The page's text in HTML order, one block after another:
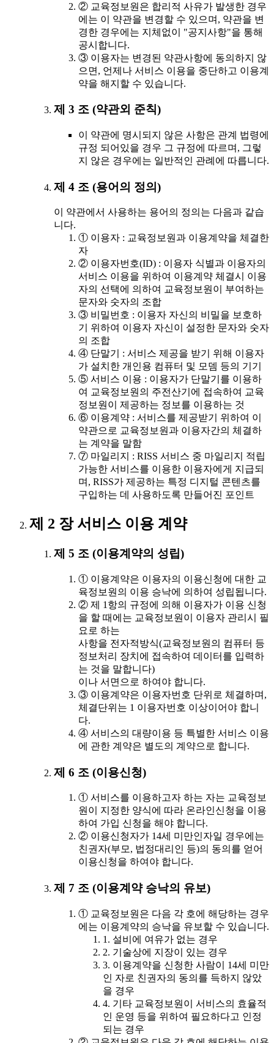
② 교육정보원은 합리적 사유가 발생한 경우
에는 이 약관을 변경할 수 있으며, 약관을 변
경한 경우에는 지체없이 "공지사항"을 통해
공시합니다.
③ 이용자는 변경된 약관사항에 동의하지 않
으면, 언제나 서비스 이용을 중단하고 이용계
약을 해지할 수 있습니다.
제 3 조 (약관외 준칙)
이 약관에 명시되지 않은 사항은 관계 법령에
규정 되어있을 경우 그 규정에 따르며, 그렇
지 않은 경우에는 일반적인 관례에 따릅니다.
제 4 조 (용어의 정의)
이 약관에서 사용하는 용어의 정의는 다음과 같습
니다.
① 이용자 : 교육정보원과 이용계약을 체결한
자
② 이용자번호(ID) : 이용자 식별과 이용자의
서비스 이용을 위하여 이용계약 체결시 이용
자의 선택에 의하여 교육정보원이 부여하는
문자와 숫자의 조합
③ 비밀번호 : 이용자 자신의 비밀을 보호하
기 위하여 이용자 자신이 설정한 문자와 숫자
의 조합
④ 단말기 : 서비스 제공을 받기 위해 이용자
가 설치한 개인용 컴퓨터 및 모뎀 등의 기기
⑤ 서비스 이용 : 이용자가 단말기를 이용하
여 교육정보원의 주전산기에 접속하여 교육
정보원이 제공하는 정보를 이용하는 것
⑥ 이용계약 : 서비스를 제공받기 위하여 이
약관으로 교육정보원과 이용자간의 체결하
는 계약을 말함
⑦ 마일리지 : RISS 서비스 중 마일리지 적립
가능한 서비스를 이용한 이용자에게 지급되
며, RISS가 제공하는 특정 디지털 콘텐츠를
구입하는 데 사용하도록 만들어진 포인트
제 2 장 서비스 이용 계약
제 5 조 (이용계약의 성립)
① 이용계약은 이용자의 이용신청에 대한 교
육정보원의 이용 승낙에 의하여 성립됩니다.
② 제 1항의 규정에 의해 이용자가 이용 신청
을 할 때에는 교육정보원이 이용자 관리시 필
요로 하는
사항을 전자적방식(교육정보원의 컴퓨터 등
정보처리 장치에 접속하여 데이터를 입력하
는 것을 말합니다)
이나 서면으로 하여야 합니다.
③ 이용계약은 이용자번호 단위로 체결하며,
체결단위는 1 이용자번호 이상이어야 합니
다.
④ 서비스의 대량이용 등 특별한 서비스 이용
에 관한 계약은 별도의 계약으로 합니다.
제 6 조 (이용신청)
① 서비스를 이용하고자 하는 자는 교육정보
원이 지정한 양식에 따라 온라인신청을 이용
하여 가입 신청을 해야 합니다.
② 이용신청자가 14세 미만인자일 경우에는
친권자(부모, 법정대리인 등)의 동의를 얻어
이용신청을 하여야 합니다.
제 7 조 (이용계약 승낙의 유보)
① 교육정보원은 다음 각 호에 해당하는 경우
에는 이용계약의 승낙을 유보할 수 있습니다.
1. 설비에 여유가 없는 경우
2. 기술상에 지장이 있는 경우
3. 이용계약을 신청한 사람이 14세 미만
인 자로 친권자의 동의를 득하지 않았
을 경우
4. 기타 교육정보원이 서비스의 효율적
인 운영 등을 위하여 필요하다고 인정
되는 경우